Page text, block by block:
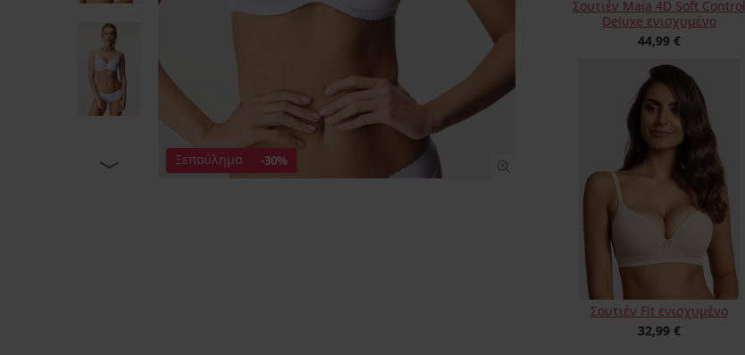
Ξεπούλημα -30%
Σουτιέν Maia 4D Soft Control
Deluxe ενισχυμένο
44,99 €
Σουτιέν Fit ενισχυμένο
32,99 €